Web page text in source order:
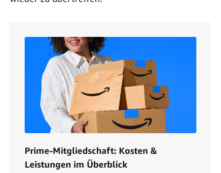
Prime-Mitgliedschaft: Kosten &
Leistungen im Überblick